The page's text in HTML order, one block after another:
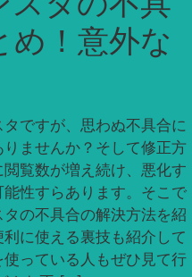
め！意外な
ですが、思わぬ不具合に
ませんか？そして修正方
覧数が増え続け、悪化す
性すらあります。そこで
の不具合の解決方法を紹
に使える裏技も紹介して
っている人もぜひ見て行